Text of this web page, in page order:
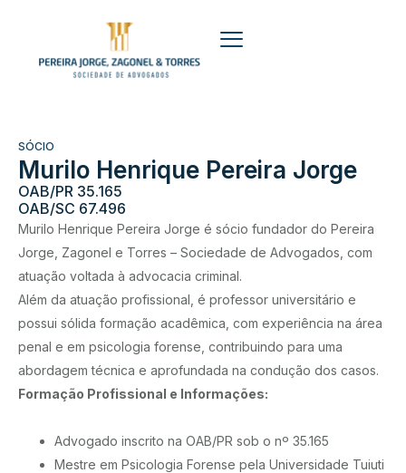
SÓCIO
Murilo Henrique Pereira Jorge
OAB/PR 35.165
OAB/SC 67.496
Murilo Henrique Pereira Jorge é sócio fundador do Pereira
Jorge, Zagonel e Torres – Sociedade de Advogados, com
atuação voltada à advocacia criminal.
Além da atuação profissional, é professor universitário e
possui sólida formação acadêmica, com experiência na área
penal e em psicologia forense, contribuindo para uma
abordagem técnica e aprofundada na condução dos casos.
Formação Profissional e Informações:
Advogado inscrito na OAB/PR sob o nº 35.165
Mestre em Psicologia Forense pela Universidade Tuiuti